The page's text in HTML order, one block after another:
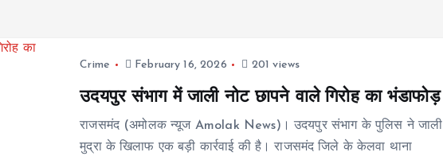
Crime February 16, 2026 201 views
उदयपुर संभाग में जाली नोट छापने वाले गिरोह का भंडाफोड़
राजसमंद (अमोलक न्यूज Amolak News)। उदयपुर संभाग के पुलिस ने जाली
मुद्रा के खिलाफ एक बड़ी कार्रवाई की है। राजसमंद जिले के केलवा थाना